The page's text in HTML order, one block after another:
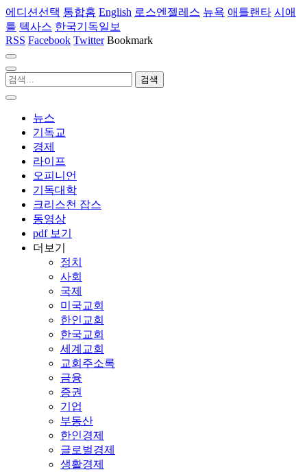
에디션선택 통합홈 English 로스엔젤레스 뉴욕 애틀랜타 시애
틀 텍사스 한국기독일보
RSS Facebook Twitter Bookmark
뉴스
기독교
경제
라이프
오피니언
기독대학
크리스천 잡스
동영상
pdf 보기
더보기
정치
사회
국제
미국교회
한인교회
한국교회
세계교회
교회주소록
금융
증권
기업
부동산
한인경제
글로벌경제
생활경제